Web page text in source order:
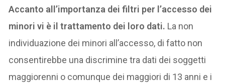
Accanto all’importanza dei filtri per l’accesso dei
minori vi è il trattamento dei loro dati. La non
individuazione dei minori all’accesso, di fatto non
consentirebbe una discrimine tra dati dei soggetti
maggiorenni o comunque dei maggiori di 13 anni e i